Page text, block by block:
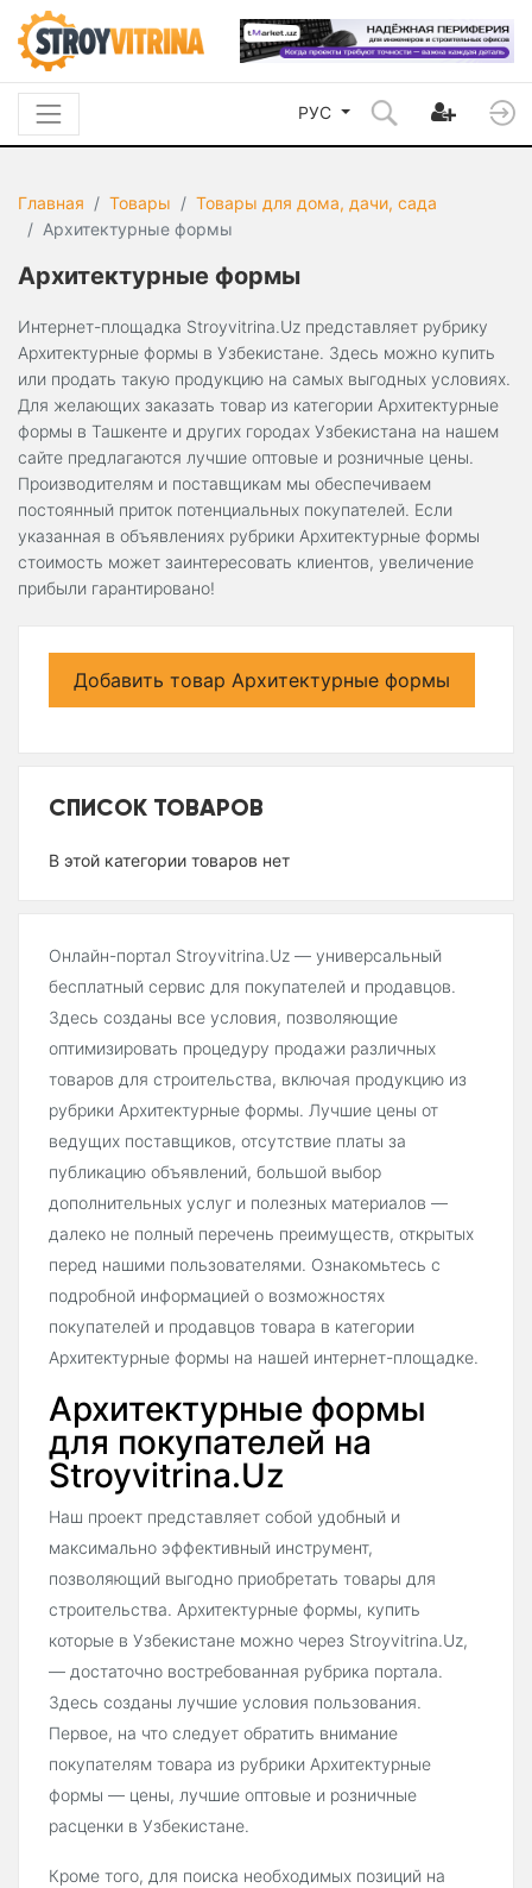
РУС
Главная Товары
Товары для дома, дачи, сада
Архитектурные формы
Архитектурные формы
Интернет-площадка Stroyvitrina.Uz представляет рубрику
Архитектурные формы в Узбекистане. Здесь можно купить
или продать такую продукцию на самых выгодных условиях.
Для желающих заказать товар из категории Архитектурные
формы в Ташкенте и других городах Узбекистана на нашем
сайте предлагаются лучшие оптовые и розничные цены.
Производителям и поставщикам мы обеспечиваем
постоянный приток потенциальных покупателей. Если
указанная в объявлениях рубрики Архитектурные формы
стоимость может заинтересовать клиентов, увеличение
прибыли гарантировано!
Добавить товар Архитектурные формы
СПИСОК ТОВАРОВ
В этой категории товаров нет
Онлайн-портал Stroyvitrina.Uz — универсальный
бесплатный сервис для покупателей и продавцов.
Здесь созданы все условия, позволяющие
оптимизировать процедуру продажи различных
товаров для строительства, включая продукцию из
рубрики Архитектурные формы. Лучшие цены от
ведущих поставщиков, отсутствие платы за
публикацию объявлений, большой выбор
дополнительных услуг и полезных материалов —
далеко не полный перечень преимуществ, открытых
перед нашими пользователями. Ознакомьтесь с
подробной информацией о возможностях
покупателей и продавцов товара в категории
Архитектурные формы на нашей интернет-площадке.
Архитектурные формы
для покупателей на
Stroyvitrina.Uz
Наш проект представляет собой удобный и
максимально эффективный инструмент,
позволяющий выгодно приобретать товары для
строительства. Архитектурные формы, купить
которые в Узбекистане можно через Stroyvitrina.Uz,
— достаточно востребованная рубрика портала.
Здесь созданы лучшие условия пользования.
Первое, на что следует обратить внимание
покупателям товара из рубрики Архитектурные
формы — цены, лучшие оптовые и розничные
расценки в Узбекистане.
Кроме того, для поиска необходимых позиций на